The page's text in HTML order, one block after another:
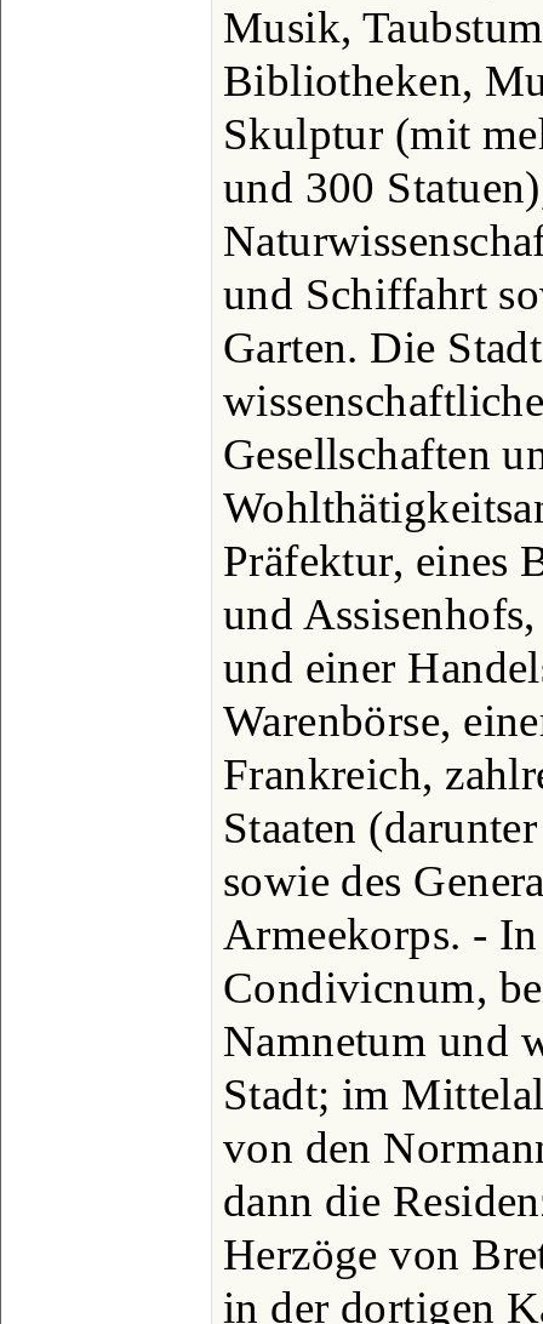
Musik,
Bibliotheken,
Skulptur (mit
und 300
und Schiffahrt
Garten. Die
Gesellschaften
Präfektur, eines
und
und einer
Warenbörse,
Frankreich,
Staaten
sowie des
Armeekorps. -
Condivicnum,
Namnetum und
Stadt; im
von den
dann die
Herzöge von
in der dortigen